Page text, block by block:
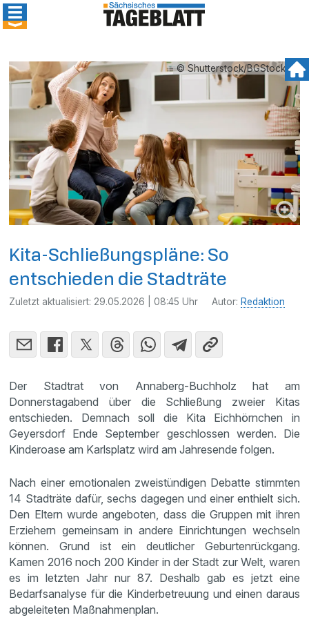
© Shutterstock/BGStock72
Kita-Schließungspläne: So
entschieden die Stadträte
Zuletzt aktualisiert: 29.05.2026 | 08:45 Uhr Autor: Redaktion
Der Stadtrat von Annaberg-Buchholz hat am
Donnerstagabend über die Schließung zweier Kitas
entschieden. Demnach soll die Kita Eichhörnchen in
Geyersdorf Ende September geschlossen werden. Die
Kinderoase am Karlsplatz wird am Jahresende folgen.
Nach einer emotionalen zweistündigen Debatte stimmten
14 Stadträte dafür, sechs dagegen und einer enthielt sich.
Den Eltern wurde angeboten, dass die Gruppen mit ihren
Erziehern gemeinsam in andere Einrichtungen wechseln
können. Grund ist ein deutlicher Geburtenrückgang.
Kamen 2016 noch 200 Kinder in der Stadt zur Welt, waren
es im letzten Jahr nur 87. Deshalb gab es jetzt eine
Bedarfsanalyse für die Kinderbetreuung und einen daraus
abgeleiteten Maßnahmenplan.